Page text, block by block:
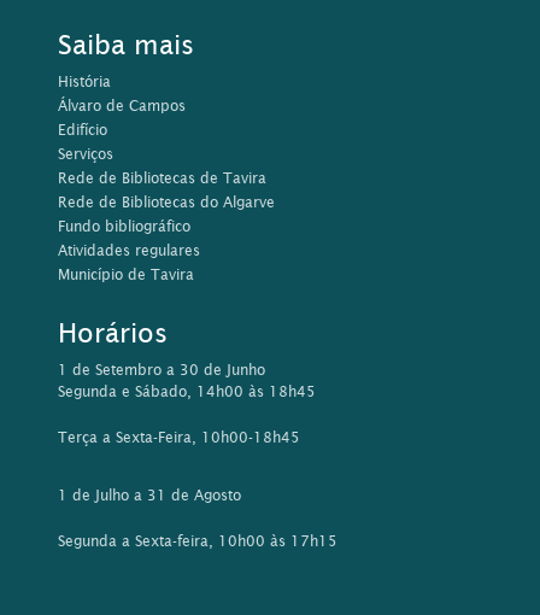
Saiba mais
História
Álvaro de Campos
Edifício
Serviços
Rede de Bibliotecas de Tavira
Rede de Bibliotecas do Algarve
Fundo bibliográfico
Atividades regulares
Município de Tavira
Horários
1 de Setembro a 30 de Junho
Segunda e Sábado, 14h00 às 18h45
Terça a Sexta-Feira, 10h00-18h45
1 de Julho a 31 de Agosto
Segunda a Sexta-feira, 10h00 às 17h15